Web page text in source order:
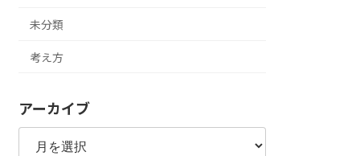
未分類
考え方
アーカイブ
ア